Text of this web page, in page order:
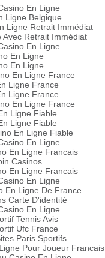
En Ligne
Ligne Belgique
Ligne Retrait Immédiat
Avec Retrait Immédiat
En Ligne
En Ligne
En Ligne
En Ligne France
Ligne France
Ligne France
En Ligne France
Ligne Fiable
Ligne Fiable
En Ligne Fiable
En Ligne
En Ligne Francais
Casinos
En Ligne Francais
En Ligne
En Ligne De France
Carte D'identité
En Ligne
Tennis Avis
Ufc France
Paris Sportifs
Pour Joueur Francais